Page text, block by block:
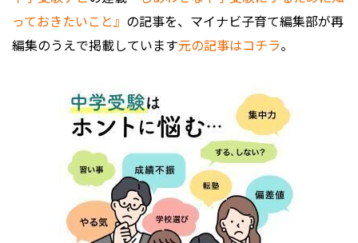
っておきたいこと』 の記事を、マイナビ子育て編集部が再
編集のうえで掲載しています元の記事はコチラ。